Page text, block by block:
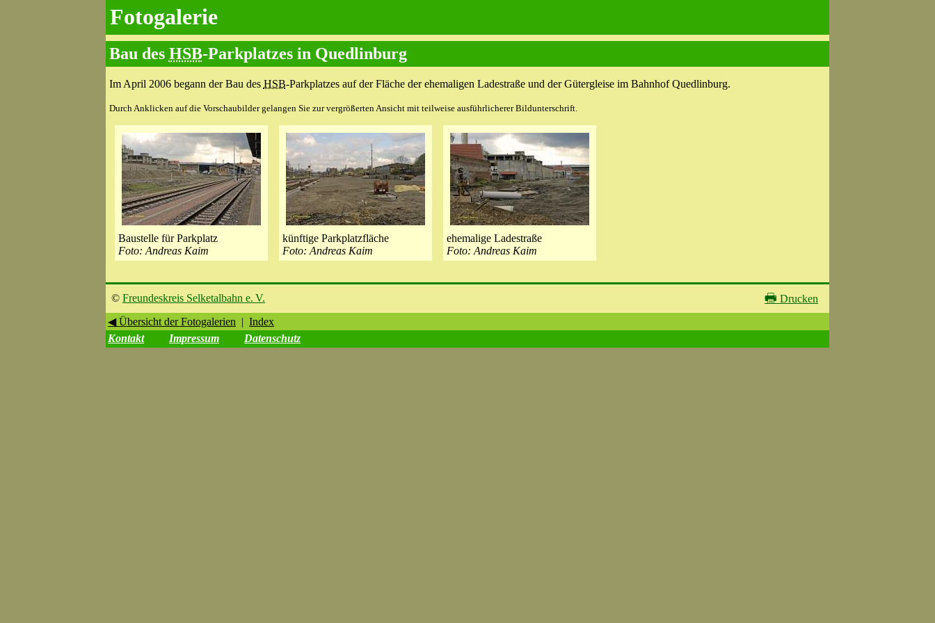
Fotogalerie
Bau des HSB-Parkplatzes in Quedlinburg
Im April 2006 begann der Bau des HSB-Parkplatzes auf der Fläche der ehemaligen Ladestraße und der Gütergleise im Bahnhof Quedlinburg.
Durch Anklicken auf die Vorschaubilder gelangen Sie zur vergrößerten Ansicht mit teilweise ausführlicherer Bildunterschrift.
Baustelle für Parkplatz
Foto: Andreas Kaim
künftige Parkplatzfläche
Foto: Andreas Kaim
ehemalige Ladestraße
Foto: Andreas Kaim
© Freundeskreis Selketalbahn e. V. 🖶 Drucken
◀ Übersicht der Fotogalerien |Index
Kontakt
Impressum Datenschutz